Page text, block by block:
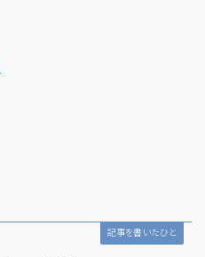
記事を書いたひと